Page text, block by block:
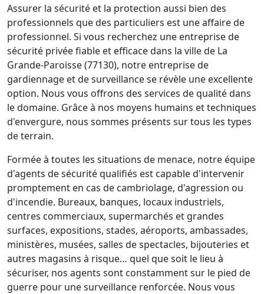
Assurer la sécurité et la protection aussi bien des
professionnels que des particuliers est une affaire de
professionnel. Si vous recherchez une entreprise de
sécurité privée fiable et efficace dans la ville de La
Grande-Paroisse (77130), notre entreprise de
gardiennage et de surveillance se révèle une excellente
option. Nous vous offrons des services de qualité dans
le domaine. Grâce à nos moyens humains et techniques
d'envergure, nous sommes présents sur tous les types
de terrain.
Formée à toutes les situations de menace, notre équipe
d'agents de sécurité qualifiés est capable d'intervenir
promptement en cas de cambriolage, d'agression ou
d'incendie. Bureaux, banques, locaux industriels,
centres commerciaux, supermarchés et grandes
surfaces, expositions, stades, aéroports, ambassades,
ministères, musées, salles de spectacles, bijouteries et
autres magasins à risque… quel que soit le lieu à
sécuriser, nos agents sont constamment sur le pied de
guerre pour une surveillance renforcée. Nous vous